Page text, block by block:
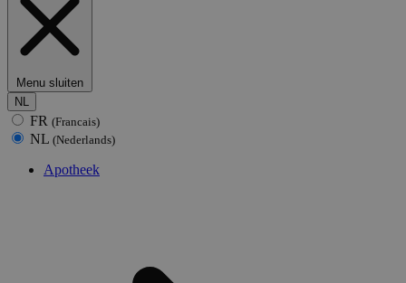
Menu sluiten
NL
FR (Francais)
NL (Nederlands)
Apotheek